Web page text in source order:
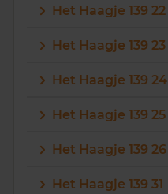
Het Haagje 139 22
Het Haagje 139 23
Het Haagje 139 24
Het Haagje 139 25
Het Haagje 139 26
Het Haagje 139 31